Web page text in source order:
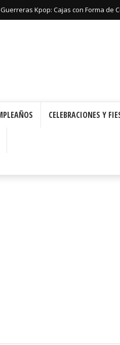
Kpop: Cajas con Forma de
CELEBRACIONES Y